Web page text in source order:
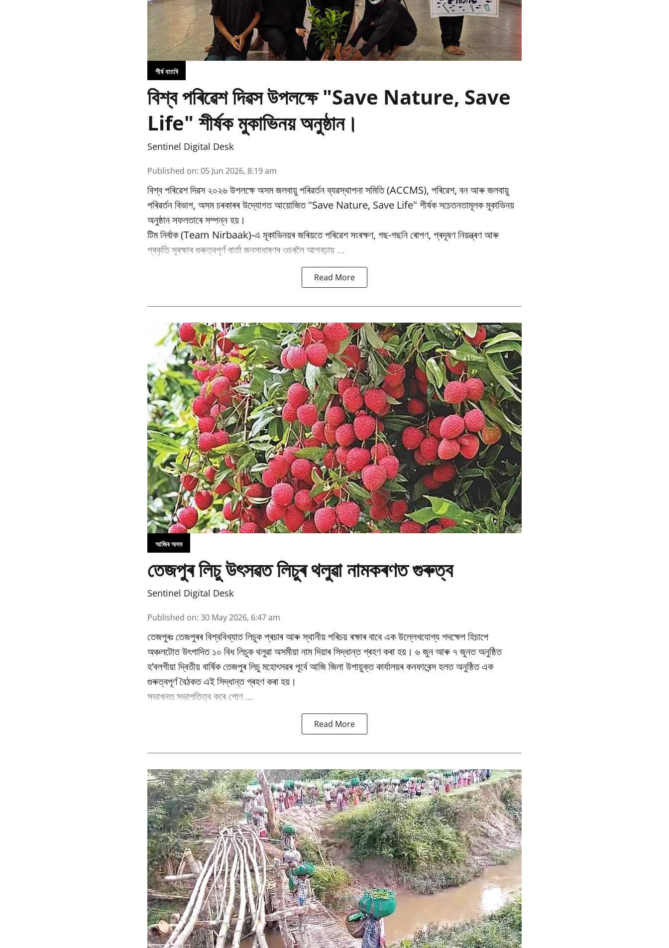
শীৰ্ষ বাতৰি
বিশ্ব পৰিৱেশ দিৱস উপলক্ষে "Save Nature, Save
Life" শীৰ্ষক মুকাভিনয় অনুষ্ঠান।
Sentinel Digital Desk
Published on: 05 Jun 2026, 8:19 am
বিশ্ব পৰিৱেশ দিৱস ২০২৬ উপলক্ষে অসম জলবায়ু পৰিৱর্তন ব্যৱস্থাপনা সমিতি (ACCMS), পৰিৱেশ, বন আৰু জলবায়ু
পৰিৱর্তন বিভাগ, অসম চৰকাৰৰ উদ্যোগত আয়োজিত "Save Nature, Save Life" শীৰ্ষক সচেতনতামূলক মূকাভিনয়
অনুষ্ঠান সফলতাৰে সম্পন্ন হয়।
টিম নিৰ্বাক (Team Nirbaak)-এ মূকাভিনয়ৰ জৰিয়তে পৰিৱেশ সংৰক্ষণ, গছ-গছনি ৰোপণ, প্ৰদূষণ নিয়ন্ত্ৰণ আৰু
প্ৰকৃতি সুৰক্ষাৰ গুৰুত্বপূৰ্ণ বাৰ্তা জনসাধাৰণৰ ওচৰলৈ আগবঢ়ায় ...
Read More
আজিৰ অসম
তেজপুৰ লিচু উৎসৱত লিচুৰ থলুৱা নামকৰণত গুৰুত্ব
Sentinel Digital Desk
Published on: 30 May 2026, 6:47 am
তেজপুৰঃ তেজপুৰৰ বিশ্ববিখ্যাত লিচুক প্ৰচাৰ আৰু স্থানীয় পৰিচয় ৰক্ষাৰ বাবে এক উল্লেখযোগ্য পদক্ষেপ হিচাপে
অঞ্চলটোত উৎপাদিত ১০ বিধ লিচুক থলুৱা অসমীয়া নাম দিয়াৰ সিদ্ধান্ত গ্ৰহণ কৰা হয়। ৬ জুন আৰু ৭ জুনত অনুষ্ঠিত
হ’বলগীয়া দ্বিতীয় বাৰ্ষিক তেজপুৰ লিচু মহোৎসৱৰ পূৰ্বে আজি জিলা উপায়ুক্ত কাৰ্যালয়ৰ কনফাৰেন্স হলত অনুষ্ঠিত এক
গুৰুত্বপূৰ্ণ বৈঠকত এই সিদ্ধান্ত গ্ৰহণ কৰা হয়।
সভাখনত সভাপতিত্ব কৰে শোণ ...
Read More